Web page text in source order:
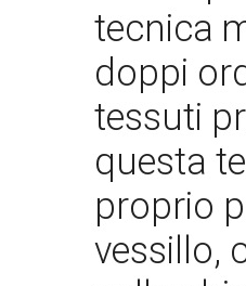
tecnica
doppi
tessuti
questa
proprio
vessillo,